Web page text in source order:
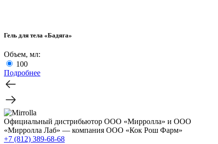
Гель для тела «Бадяга»
Объем, мл:
100
Подробнее
Официальный дистрибьютор ООО «Мирролла» и ООО
«Мирролла Лаб» — компания ООО «Кок Рош Фарм»
+7 (812) 389-68-68